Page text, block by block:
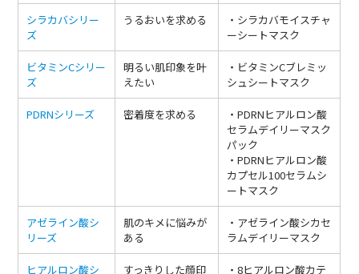
シラカバシリー
ズ
うるおいを求める
・シラカバモイスチャ
ーシートマスク
ビタミンCシリー
ズ
明るい肌印象を叶
えたい
・ビタミンCブレミッ
シュシートマスク
PDRNシリーズ 密着度を求める
・PDRNヒアルロン酸
セラムデイリーマスク
パック
・PDRNヒアルロン酸
カプセル100セラムシ
ートマスク
アゼライン酸シ
リーズ
肌のキメに悩みが
ある
・アゼライン酸シカセ
ラムデイリーマスク
ヒアルロン酸シ
すっきりした顔印
・8ヒアルロン酸カテ